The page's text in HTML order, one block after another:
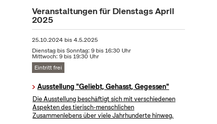
Veranstaltungen für Dienstags April
2025
25.10.2024 bis4.5.2025
Dienstag bis Sonntag: 9 bis 16:30 Uhr
Mittwoch: 9 bis 19:30 Uhr
Eintritt frei
Ausstellung "Geliebt, Gehasst, Gegessen"
Die Ausstellung beschäftigt sich mit verschiedenen
Aspekten des tierisch-menschlichen
Zusammenlebens über viele Jahrhunderte hinweg.